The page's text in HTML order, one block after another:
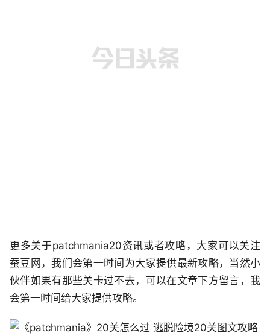
更多关于patchmania20资讯或者攻略，大家可以关注
蚕豆网，我们会第一时间为大家提供最新攻略，当然小
伙伴如果有那些关卡过不去，可以在文章下方留言，我
会第一时间给大家提供攻略。